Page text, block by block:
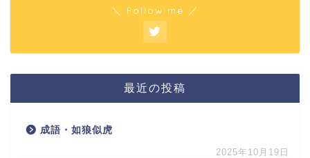
＼ Follow me ／
最近の投稿
成語・如狼似虎
2025年10月19日